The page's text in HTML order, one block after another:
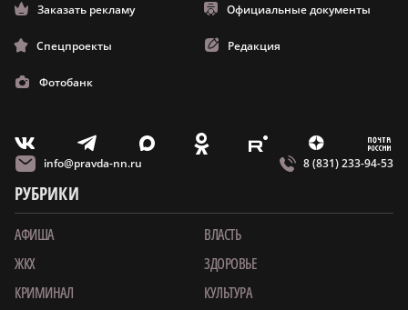
Заказать рекламу Официальные документы
Спецпроекты Редакция
Фотобанк
V T X O E Z m
info@pravda-nn.ru 8 (831) 233-94-53
РУБРИКИ
АФИША
ВЛАСТЬ
ЖКХ
ЗДОРОВЬЕ
КРИМИНАЛ
КУЛЬТУРА